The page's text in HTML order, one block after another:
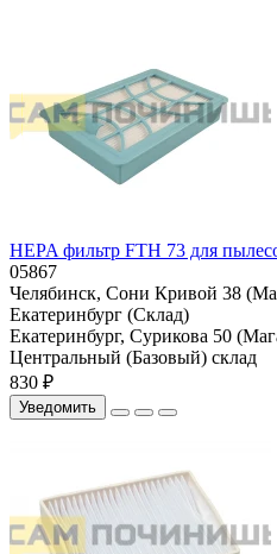
HEPA фильтр FTH 73 для
05867
Челябинск, Сони Кривой 38
Екатеринбург (Склад)
Екатеринбург, Сурикова 50
Центральный (Базовый) склад
830 ₽
Уведомить